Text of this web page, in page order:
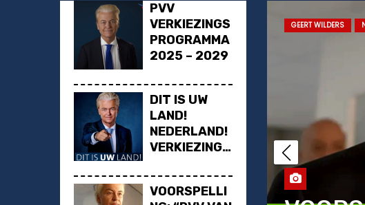
PVV
VERKIEZINGS
PROGRAMMA
2025 – 2029
DIT IS UW
LAND!
NEDERLAND!
VERKIEZINGS
PVV 2025
VOORSPELLI
GEERT WILDERS